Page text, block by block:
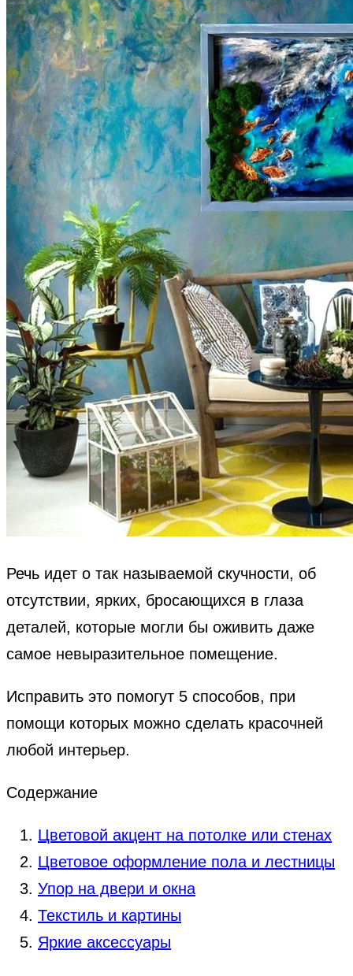
Речь идет о так называемой скучности, об
отсутствии, ярких, бросающихся в глаза
деталей, которые могли бы оживить даже
самое невыразительное помещение.
Исправить это помогут 5 способов, при
помощи которых можно сделать красочней
любой интерьер.
Содержание
Цветовой акцент на потолке или стенах
Цветовое оформление пола и лестницы
Упор на двери и окна
Текстиль и картины
Яркие аксессуары